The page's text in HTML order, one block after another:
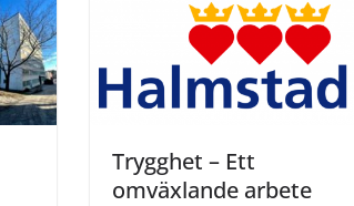
Trygghet – Ett
omväxlande arbete